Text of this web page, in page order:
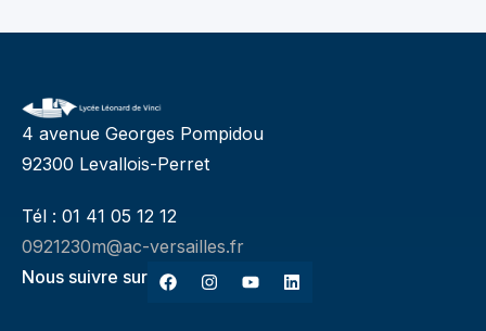
4 avenue Georges Pompidou
92300 Levallois-Perret
Tél : 01 41 05 12 12
0921230m@ac-versailles.fr
Nous suivre sur